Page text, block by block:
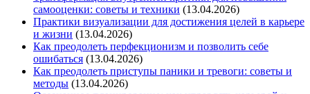
самооценки: советы и техники (13.04.2026)
Практики визуализации для достижения целей в карьере
и жизни (13.04.2026)
Как преодолеть перфекционизм и позволить себе
ошибаться (13.04.2026)
Как преодолеть приступы паники и тревоги: советы и
методы (13.04.2026)